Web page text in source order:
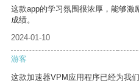
这款app的学习氛围很浓厚，能够激
成绩。
2024-01-10
游客
这款加速器VPM应用程序已经为我